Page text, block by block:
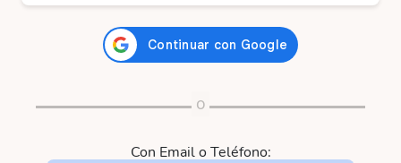
Con Email o Teléfono: